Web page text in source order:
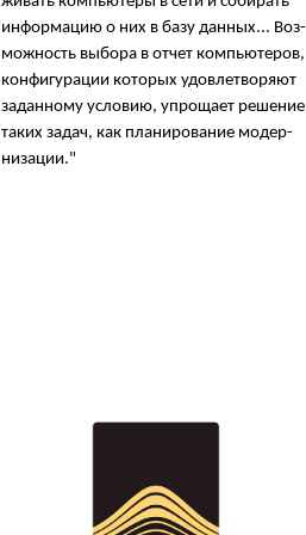
ин­фор­ма­цию о них в ба­зу дан­ных... Воз­
мож­ность вы­бо­ра в от­чет ком­пью­те­ров,
кон­фи­гу­ра­ции ко­то­рых удов­летво­ря­ют
за­дан­но­му усло­вию, упро­ща­ет ре­ше­ние
та­ких за­дач, как пла­ни­ро­ва­ние мо­дер­
ни­за­ции."